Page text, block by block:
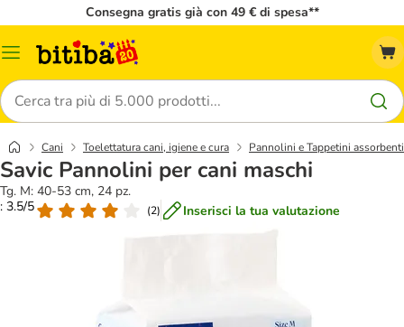
Consegna gratis già con 49 € di spesa**
Overview
Cerca
Cani Toelettatura cani, igiene e cura Pannolini e Tappetini assorbenti
Savic Pannolini per cani maschi
Tg. M: 40-53 cm, 24 pz.
: 3.5/5
(2) Inserisci la tua valutazione